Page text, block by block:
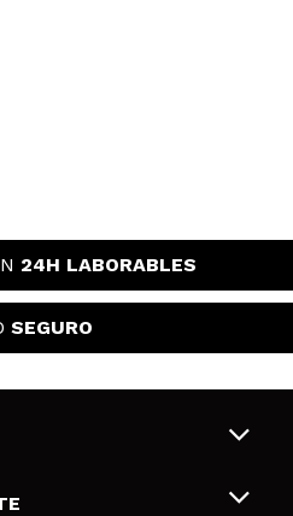
24H LABORABLES
SEGURO